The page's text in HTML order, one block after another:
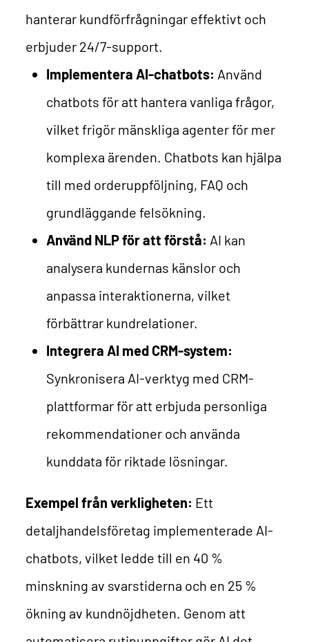
hanterar kundförfrågningar effektivt och
erbjuder 24/7-support.
Implementera AI-chatbots: Använd
chatbots för att hantera vanliga frågor,
vilket frigör mänskliga agenter för mer
komplexa ärenden. Chatbots kan hjälpa
till med orderuppföljning, FAQ och
grundläggande felsökning.
Använd NLP för att förstå: AI kan
analysera kundernas känslor och
anpassa interaktionerna, vilket
förbättrar kundrelationer.
Integrera AI med CRM-system:
Synkronisera AI-verktyg med CRM-
plattformar för att erbjuda personliga
rekommendationer och använda
kunddata för riktade lösningar.
Exempel från verkligheten: Ett
detaljhandelsföretag implementerade AI-
chatbots, vilket ledde till en 40 %
minskning av svarstiderna och en 25 %
ökning av kundnöjdheten. Genom att